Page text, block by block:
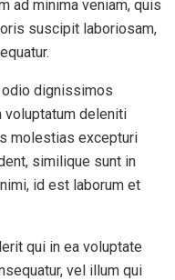
ad minima veniam, quis
suscipit laboriosam,
dignissimos
voluptatum deleniti
molestias excepturi
similique sunt in
id est laborum et
qui in ea voluptate
vel illum qui